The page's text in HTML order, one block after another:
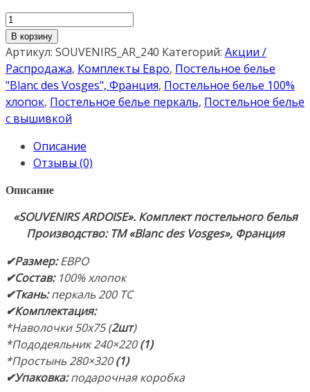
Количество
товара
«SOUVENIRS
ARDOISE».
Комплект
постельного
белья
пододеяльник
240×220см
(1),
280×320см
50х75
(2шт).
Ткань:
Перкаль.
Состав:
100%
Хлопок.
Производство:
В корзину
Артикул: SOUVENIRS_AR_240 Категорий: Акции /
Распродажа, Комплекты Евро, Постельное белье
"Blanc des Vosges", Франция, Постельное белье 100%
хлопок, Постельное белье перкаль, Постельное белье
с вышивкой
Описание
Отзывы (0)
Описание
«SOUVENIRS ARDOISE». Комплект постельного белья
Производство: ТМ «Blanc des Vosges», Франция
✔Размер:ЕВРО
✔Состав: 100% хлопок
✔Ткань:перкаль 200 TC
✔Комплектация:
*Наволочки 50х75 (2шт)
*Пододеяльник 240×220(1)
*Простынь 280×320(1)
✔Упаковка:подарочная коробка